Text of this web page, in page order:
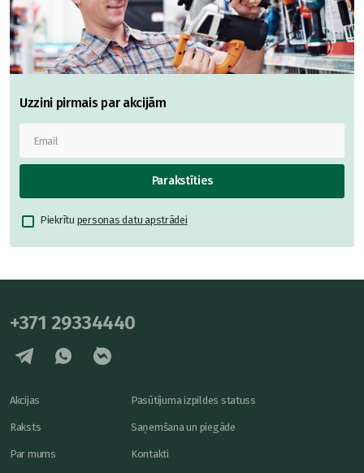
Uzzini pirmais par akcijām
Parakstīties
Piekrītu personas datu apstrādei
+371 29334440
Akcijas
Raksts
Par mums
Pasūtījuma izpildes statuss
Saņemšana un piegāde
Kontakti